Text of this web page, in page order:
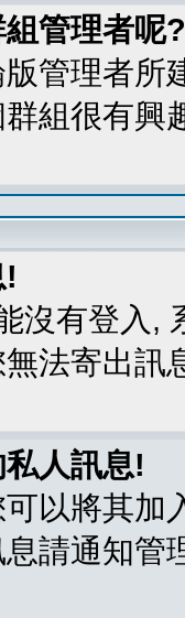
管理者呢?
管理者所
組很有興
沒有登入,
法寄出訊
人訊息!
以將其加
請通知管